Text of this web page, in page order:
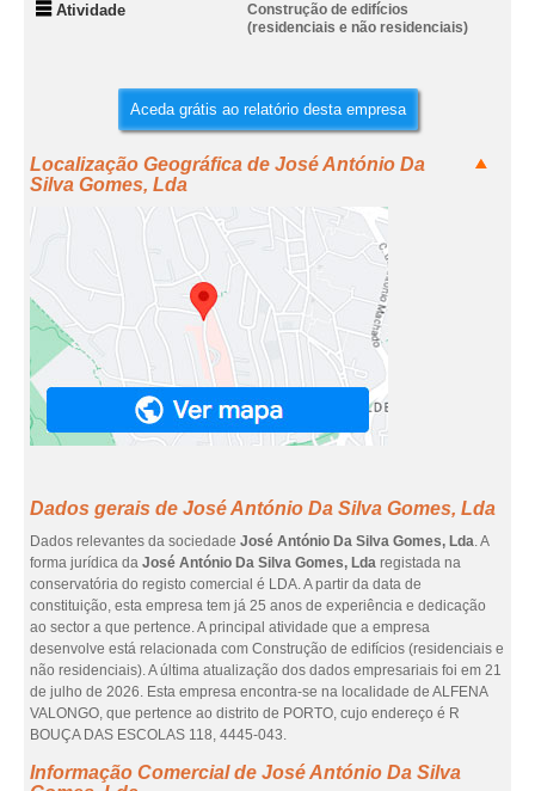
Atividade
Construção de edifícios
(residenciais e não residenciais)
Aceda grátis ao relatório desta empresa
Localização Geográfica de José António Da
Silva Gomes, Lda
Dados gerais de José António Da Silva Gomes, Lda
Dados relevantes da sociedade José António Da Silva Gomes, Lda. A
forma jurídica da José António Da Silva Gomes, Lda registada na
conservatória do registo comercial é LDA. A partir da data de
constituição, esta empresa tem já 25 anos de experiência e dedicação
ao sector a que pertence. A principal atividade que a empresa
desenvolve está relacionada com Construção de edifícios (residenciais e
não residenciais). A última atualização dos dados empresariais foi em 21
de julho de 2026. Esta empresa encontra-se na localidade de ALFENA
VALONGO, que pertence ao distrito de PORTO, cujo endereço é R
BOUÇA DAS ESCOLAS 118, 4445-043.
Informação Comercial de José António Da Silva